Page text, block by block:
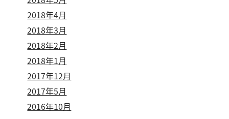
2018年4月
2018年3月
2018年2月
2018年1月
2017年12月
2017年5月
2016年10月